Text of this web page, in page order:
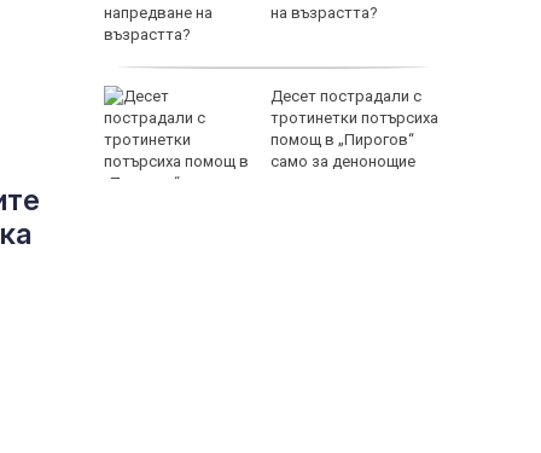
на възрастта?
Десет пострадали с
тротинетки потърсиха
помощ в „Пирогов“
само за денонощие